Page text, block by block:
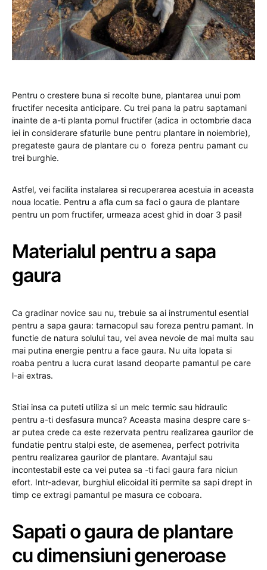
Pentru o crestere buna si recolte bune, plantarea unui pom
fructifer necesita anticipare. Cu trei pana la patru saptamani
inainte de a-ti planta pomul fructifer (adica in octombrie daca
iei in considerare sfaturile bune pentru plantare in noiembrie),
pregateste gaura de plantare cu o foreza pentru pamant cu
trei burghie.
Astfel, vei facilita instalarea si recuperarea acestuia in aceasta
noua locatie. Pentru a afla cum sa faci o gaura de plantare
pentru un pom fructifer, urmeaza acest ghid in doar 3 pasi!
Materialul pentru a sapa
gaura
Ca gradinar novice sau nu, trebuie sa ai instrumentul esential
pentru a sapa gaura: tarnacopul sau foreza pentru pamant. In
functie de natura solului tau, vei avea nevoie de mai multa sau
mai putina energie pentru a face gaura. Nu uita lopata si
roaba pentru a lucra curat lasand deoparte pamantul pe care
l-ai extras.
Stiai insa ca puteti utiliza si un melc termic sau hidraulic
pentru a-ti desfasura munca? Aceasta masina despre care s-
ar putea crede ca este rezervata pentru realizarea gaurilor de
fundatie pentru stalpi este, de asemenea, perfect potrivita
pentru realizarea gaurilor de plantare. Avantajul sau
incontestabil este ca vei putea sa -ti faci gaura fara niciun
efort. Intr-adevar, burghiul elicoidal iti permite sa sapi drept in
timp ce extragi pamantul pe masura ce coboara.
Sapati o gaura de plantare
cu dimensiuni generoase